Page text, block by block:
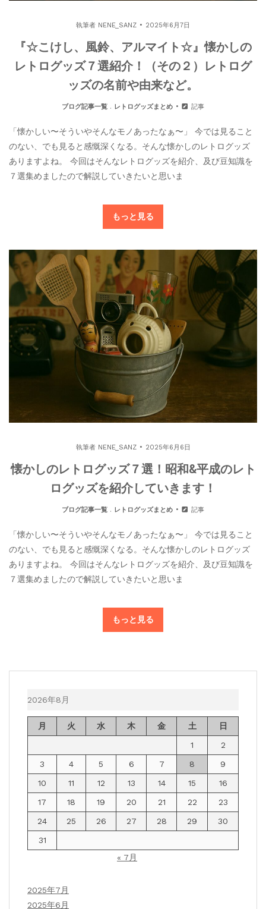
執筆者 NENE_SANZ 2025年6月7日
『☆こけし、風鈴、アルマイト☆』懐かしの
レトログッズ７選紹介！（その２）レトログ
ッズの名前や由来など。
ブログ記事一覧. レトログッズまとめ 記事
「懐かしい〜そういやそんなモノあったなぁ〜」 今では見ること
のない、でも見ると感慨深くなる。そんな懐かしのレトログッズ
ありますよね。 今回はそんなレトログッズを紹介、及び豆知識を
７選集めましたので解説していきたいと思いま
もっと見る
執筆者 NENE_SANZ 2025年6月6日
懐かしのレトログッズ７選！昭和&平成のレト
ログッズを紹介していきます！
ブログ記事一覧. レトログッズまとめ 記事
「懐かしい〜そういやそんなモノあったなぁ〜」 今では見ること
のない、でも見ると感慨深くなる。そんな懐かしのレトログッズ
ありますよね。 今回はそんなレトログッズを紹介、及び豆知識を
７選集めましたので解説していきたいと思いま
もっと見る
2026年8月
月 火 水 木 金 土
日
1
2
3
4 5 6 7 8
9
10
11 12 13 14 15
16
17
18 19 20 21 22
23
24
25 26 27 28 29
30
31
« 7月
2025年7月
2025年6月